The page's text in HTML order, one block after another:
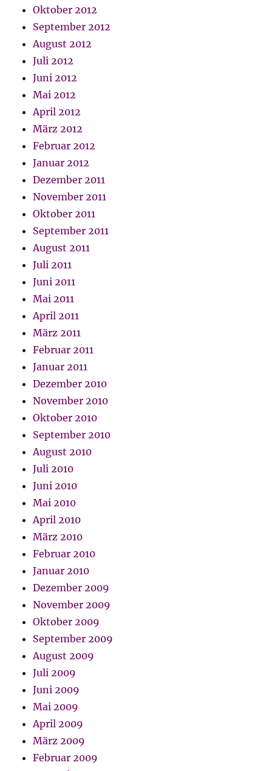
Oktober 2012
September 2012
August 2012
Juli 2012
Juni 2012
Mai 2012
April 2012
März 2012
Februar 2012
Januar 2012
Dezember 2011
November 2011
Oktober 2011
September 2011
August 2011
Juli 2011
Juni 2011
Mai 2011
April 2011
März 2011
Februar 2011
Januar 2011
Dezember 2010
November 2010
Oktober 2010
September 2010
August 2010
Juli 2010
Juni 2010
Mai 2010
April 2010
März 2010
Februar 2010
Januar 2010
Dezember 2009
November 2009
Oktober 2009
September 2009
August 2009
Juli 2009
Juni 2009
Mai 2009
April 2009
März 2009
Februar 2009